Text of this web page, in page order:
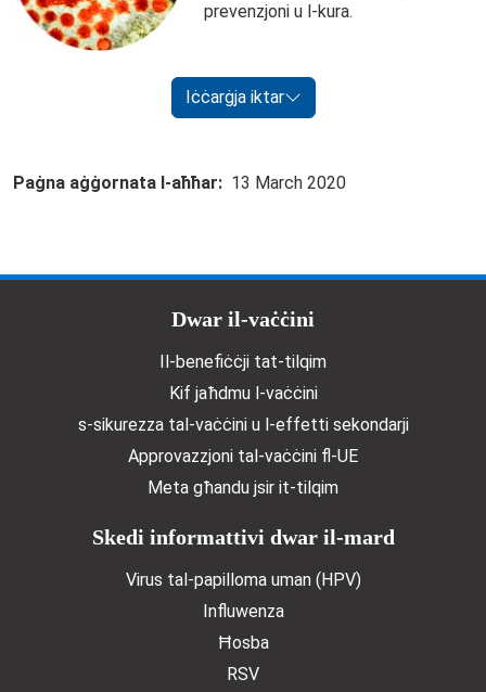
prevenzjoni u l-kura.
Iċċarġja iktar
Paġna aġġornata l-aħħar 13 March 2020
Doormat menuDwar il-vaċċini
Il-benefiċċji tat-tilqim
Kif jaħdmu l-vaċċini
s-sikurezza tal-vaċċini u l-effetti sekondarji
Approvazzjoni tal-vaċċini fl-UE
Meta għandu jsir it-tilqim
Skedi informattivi dwar il-mard
Virus tal-papilloma uman (HPV)
Influwenza
Ħosba
RSV